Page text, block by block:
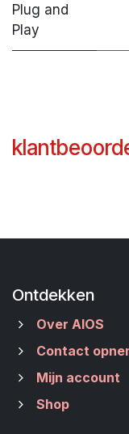
Plug and
Play
Ontdekken
Over AIOS
Contact
Mijn account
Shop